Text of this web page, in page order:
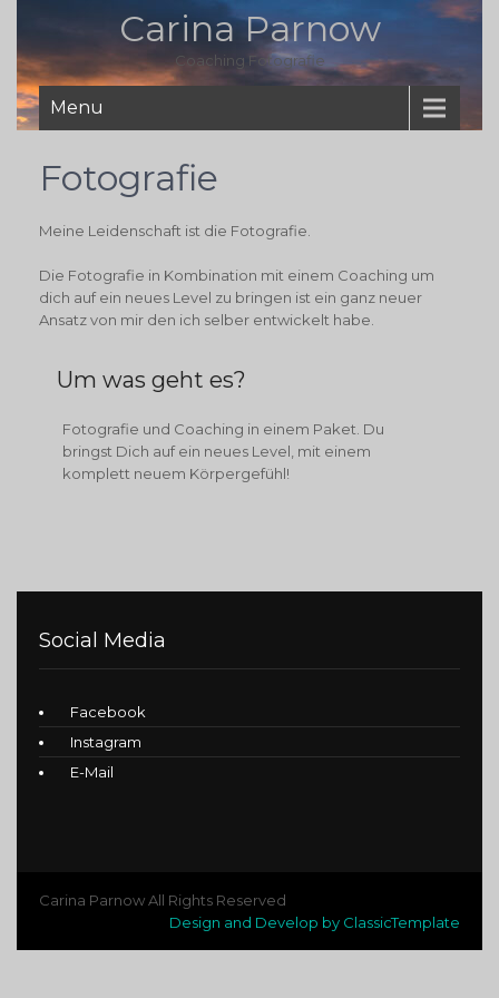
Carina Parnow
Coaching Fotografie
Menu
Fotografie
Meine Leidenschaft ist die Fotografie.
Die Fotografie in Kombination mit einem Coaching um
dich auf ein neues Level zu bringen ist ein ganz neuer
Ansatz von mir den ich selber entwickelt habe.
Um was geht es?
Fotografie und Coaching in einem Paket. Du
bringst Dich auf ein neues Level, mit einem
komplett neuem Körpergefühl!
Social Media
Facebook
Instagram
E-Mail
Carina Parnow All Rights Reserved
Design and Develop by ClassicTemplate